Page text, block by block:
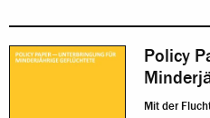
Policy
Mit der